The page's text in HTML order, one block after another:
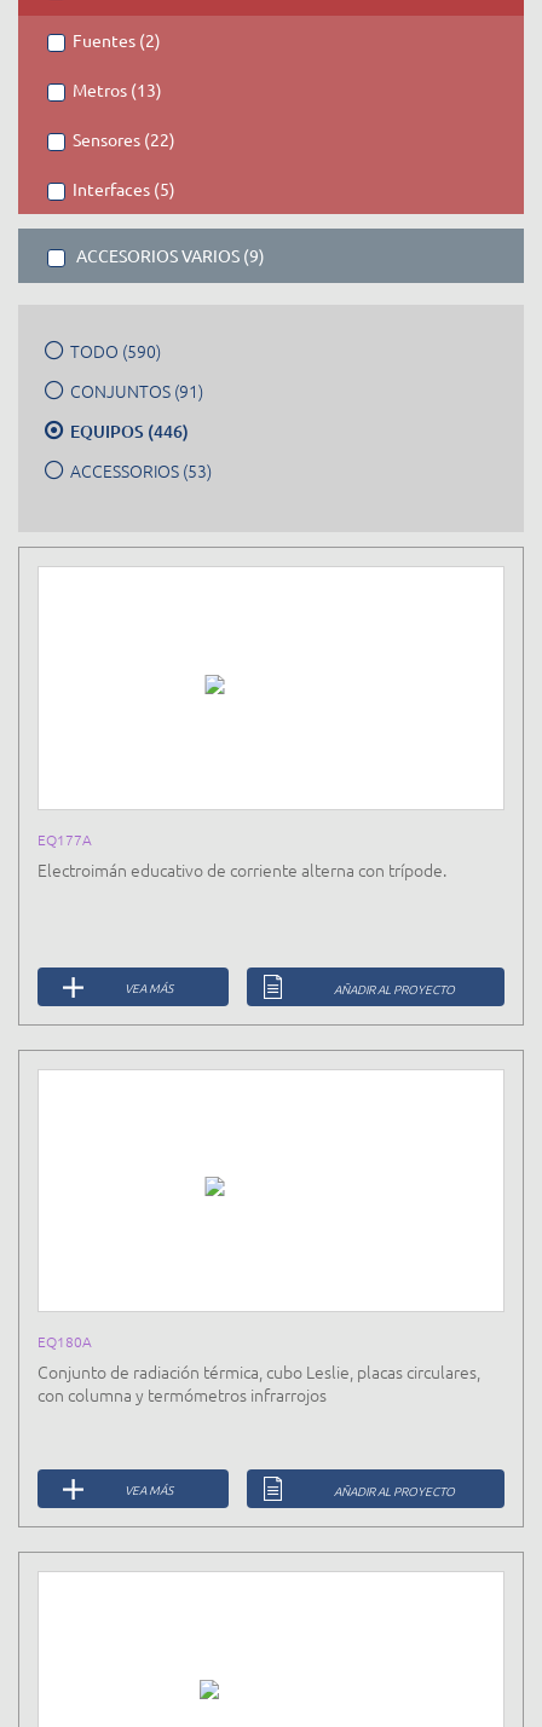
Fuentes (2)
Metros (13)
Sensores (22)
Interfaces (5)
ACCESORIOS VARIOS (9)
TODO (590)
CONJUNTOS (91)
EQUIPOS (446)
ACCESSORIOS (53)
EQ177A
Electroimán educativo de corriente alterna con trípode.
VEA MÁS AÑADIR AL PROYECTO
EQ180A
Conjunto de radiación térmica, cubo Leslie, placas circulares,
con columna y termómetros infrarrojos
VEA MÁS AÑADIR AL PROYECTO